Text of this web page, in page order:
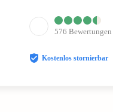
576 Bewertungen
Kostenlos stornierbar